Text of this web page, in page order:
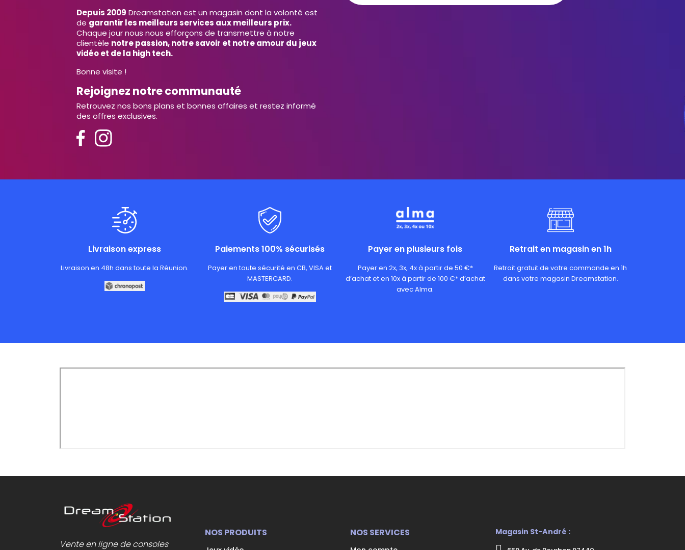
Depuis 2009 Dreamstation est un magasin dont la volonté est
de garantir les meilleurs services aux meilleurs prix.
Chaque jour nous nous efforçons de transmettre à notre
clientèle notre passion, notre savoir et notre amour du jeux
vidéo et de la high tech.
Bonne visite !
Rejoignez notre communauté
Retrouvez nos bons plans et bonnes affaires et restez informé
des offres exclusives.
Livraison express
Livraison en 48h dans toute la Réunion.
Paiements 100% sécurisés
Payer en toute sécurité en CB, VISA et
MASTERCARD.
Payer en plusieurs fois
Payer en 2x, 3x, 4x à partir de 50 €*
d’achat et en 10x à partir de 100 €* d’achat
avec Alma.
Retrait en magasin en 1h
Retrait gratuit de votre commande en 1h
dans votre magasin Dreamstation.
Vente en ligne de consoles
NOS PRODUITS NOS SERVICES Magasin St-André :